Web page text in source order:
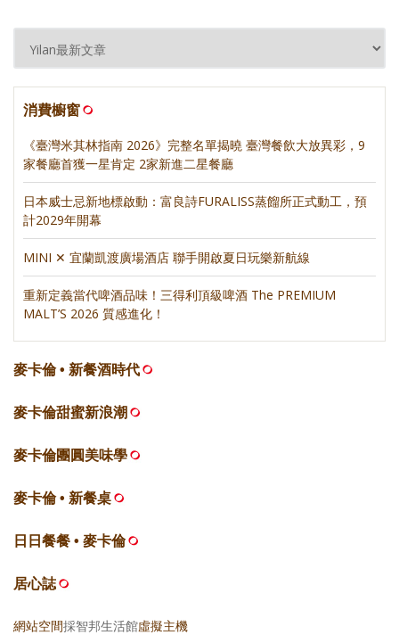
消費櫥窗
《臺灣米其林指南 2026》完整名單揭曉 臺灣餐飲大放異彩，9
家餐廳首獲一星肯定 2家新進二星餐廳
日本威士忌新地標啟動：富良詩FURALISS蒸餾所正式動工，預
計2029年開幕
MINI ✕ 宜蘭凱渡廣場酒店 聯手開啟夏日玩樂新航線
重新定義當代啤酒品味！三得利頂級啤酒 The PREMIUM
MALT’S 2026 質感進化！
麥卡倫 • 新餐酒時代
麥卡倫甜蜜新浪潮
麥卡倫團圓美味學
麥卡倫 • 新餐桌
日日餐餐 • 麥卡倫
居心誌
網站空間採智邦生活館虛擬主機